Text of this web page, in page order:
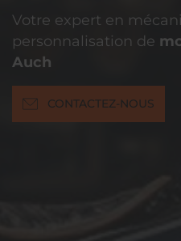
Votre expert en
personnalisation de
Auch
CONTACTEZ-NOUS